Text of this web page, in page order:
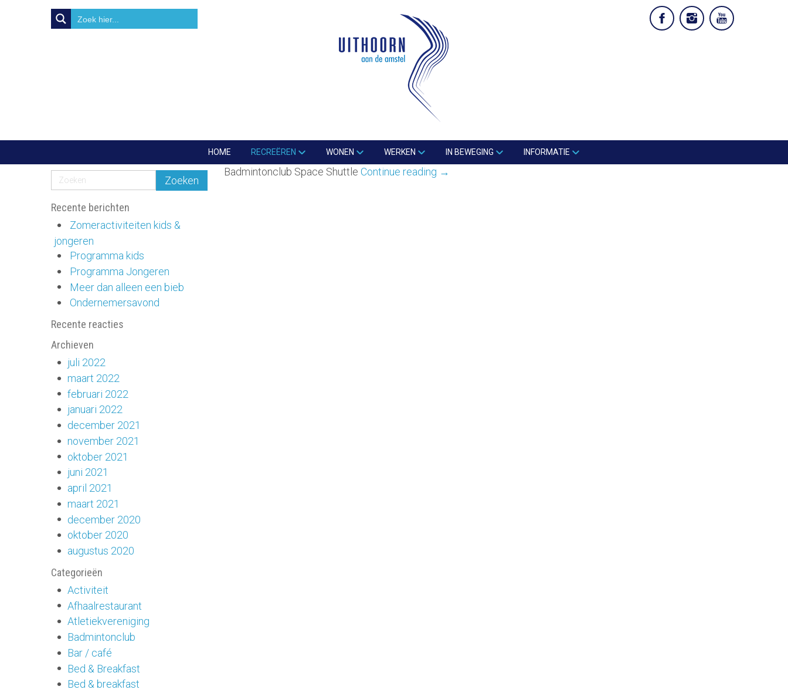
HOME RECREËREN WONEN WERKEN IN BEWEGING INFORMATIE
Recente berichten
Zomeractiviteiten kids &
jongeren
Programma kids
Programma Jongeren
Meer dan alleen een bieb
Ondernemersavond
Recente reacties
Archieven
juli 2022
maart 2022
februari 2022
januari 2022
december 2021
november 2021
oktober 2021
juni 2021
april 2021
maart 2021
december 2020
oktober 2020
augustus 2020
Categorieën
Activiteit
Afhaalrestaurant
Atletiekvereniging
Badmintonclub
Bar / café
Bed & Breakfast
Bed & breakfast
Badmintonclub Space Shuttle Continue reading →